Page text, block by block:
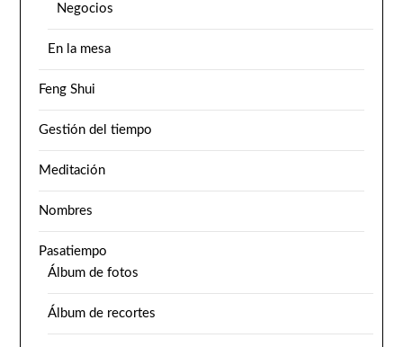
Negocios
En la mesa
Feng Shui
Gestión del tiempo
Meditación
Nombres
Pasatiempo
Álbum de fotos
Álbum de recortes